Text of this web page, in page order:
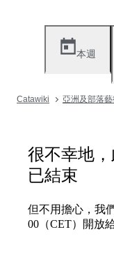
本週
Catawiki 亞洲及部落
很不幸地
已結束
但不用擔心，我
00（CET）開放